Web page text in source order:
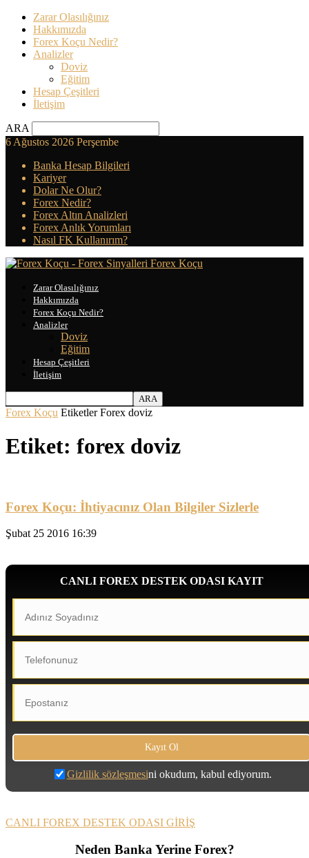
Zarar Olasılığınız
Hakkımızda
Forex Koçu Nedir?
Analizler
Doviz
Eğitim
Hesap Çeşitleri
İletişim
ARA
6 Ağustos 2026 Perşembe
Banka Hesap Bilgileri
Kariyer
Dolar Ne Olur?
Forex Nedir?
Forex Altın Analizleri
Forex Anlık Yorumları
Nasıl FK Kullanırım?
Forex Koçu
Zarar Olasılığınız
Hakkımızda
Forex Koçu Nedir?
Analizler
Doviz
Eğitim
Hesap Çeşitleri
İletişim
Forex Koçu Etiketler Forex doviz
Etiket: forex doviz
Forex Koçu: İhtiyacınız Olan Bilgiler Sizlerle
Şubat 25 2016 16:39
CANLI FOREX DESTEK ODASI KAYIT
Gizlilik sözleşmesini okudum, kabul ediyorum.
CANLI FOREX DESTEK ODASI GİRİŞ
Neden Banka Yerine Forex?